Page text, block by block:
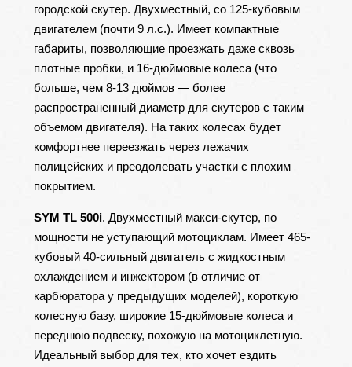
городской скутер. Двухместный, со 125-кубовым
двигателем (почти 9 л.с.). Имеет компактные
габариты, позволяющие проезжать даже сквозь
плотные пробки, и 16-дюймовые колеса (что
больше, чем 8-13 дюймов — более
распространенный диаметр для скутеров с таким
объемом двигателя). На таких колесах будет
комфортнее переезжать через лежачих
полицейских и преодолевать участки с плохим
покрытием.
SYM TL 500i. Двухместный макси-скутер, по
мощности не уступающий мотоциклам. Имеет 465-
кубовый 40-сильный двигатель с жидкостным
охлаждением и инжектором (в отличие от
карбюратора у предыдущих моделей), короткую
колесную базу, широкие 15-дюймовые колеса и
переднюю подвеску, похожую на мотоциклетную.
Идеальный выбор для тех, кто хочет ездить